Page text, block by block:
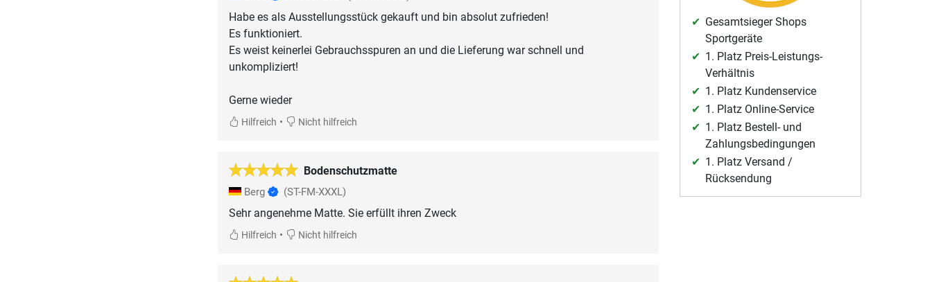
Habe es als Ausstellungsstück gekauft und bin absolut zufrieden!
Es funktioniert.
Es weist keinerlei Gebrauchsspuren an und die Lieferung war schnell und
unkompliziert!
Gerne wieder
Hilfreich • Nicht hilfreich
Bodenschutzmatte
Berg (ST-FM-XXXL)
Sehr angenehme Matte. Sie erfüllt ihren Zweck
Hilfreich • Nicht hilfreich
Gesamtsieger Shops
Sportgeräte
1. Platz Preis-Leistungs-
Verhältnis
1. Platz Kundenservice
1. Platz Online-Service
1. Platz Bestell- und
Zahlungsbedingungen
1. Platz Versand /
Rücksendung